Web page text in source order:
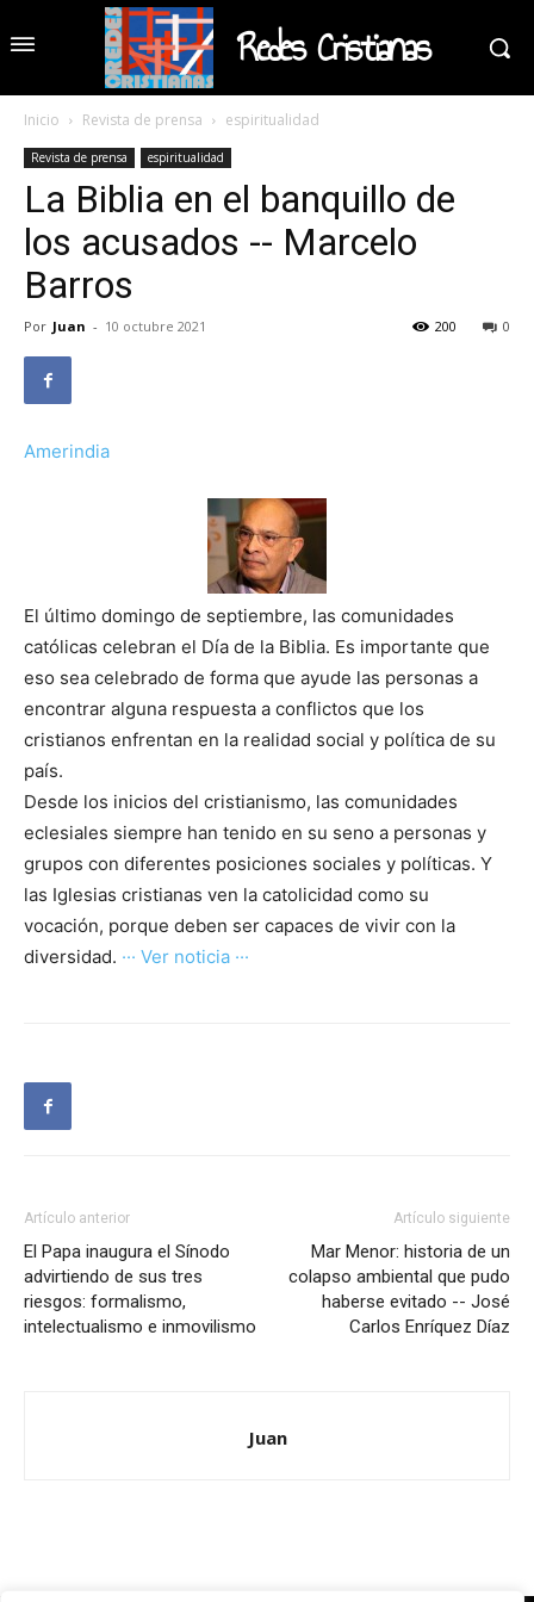
Redes Cristianas
Inicio Revista de prensa espiritualidad
Revista de prensa espiritualidad
La Biblia en el banquillo de
los acusados -- Marcelo
Barros
Por Juan - 10 octubre 2021 0
200
Amerindia
El último domingo de septiembre, las comunidades
católicas celebran el Día de la Biblia. Es importante que
eso sea celebrado de forma que ayude las personas a
encontrar alguna respuesta a conflictos que los
cristianos enfrentan en la realidad social y política de su
país.
Desde los inicios del cristianismo, las comunidades
eclesiales siempre han tenido en su seno a personas y
grupos con diferentes posiciones sociales y políticas. Y
las Iglesias cristianas ven la catolicidad como su
vocación, porque deben ser capaces de vivir con la
diversidad. ··· Ver noticia ···
Artículo anterior
El Papa inaugura el Sínodo
advirtiendo de sus tres
riesgos: formalismo,
intelectualismo e inmovilismo
Artículo siguiente
Mar Menor: historia de un
colapso ambiental que pudo
haberse evitado -- José
Carlos Enríquez Díaz
Juan